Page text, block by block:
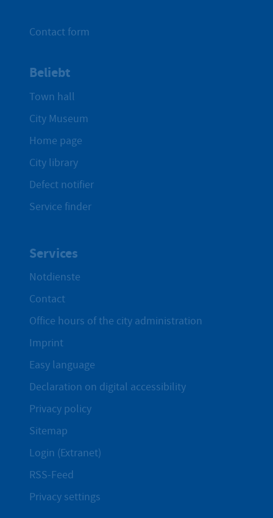
Contact form
Beliebt
Town hall
City Museum
Home page
City library
Defect notifier
Service finder
Services
Notdienste
Contact
Office hours of the city administration
Imprint
Easy language
Declaration on digital accessibility
Privacy policy
Sitemap
Login (Extranet)
RSS-Feed
Privacy settings